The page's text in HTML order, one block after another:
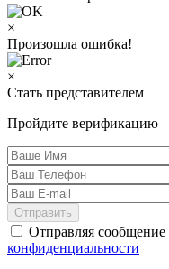
×
Произошла ошибка!
×
Стать представителем
Пройдите верификацию
Отправить
Отправляя сообщение
конфиденциальности